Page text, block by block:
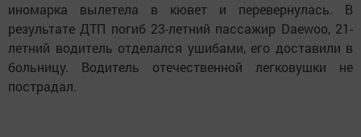
иномарка вылетела в кювет и перевернулась. В
результате ДТП погиб 23-летний пассажир Daewoo, 21-
летний водитель отделался ушибами, его доставили в
больницу. Водитель отечественной легковушки не
пострадал.